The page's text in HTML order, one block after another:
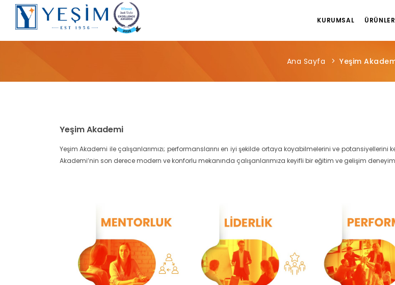
KURUMSAL
Ana Sayfa Yeşim
Yeşim Akademi
Yeşim Akademi ile çalışanlarımızı; performanslarını en iyi şekilde ortaya koyabilmelerini ve
Akademi’nin son derece modern ve konforlu mekanında çalışanlarımıza keyifli bir eğitim ve gelişim